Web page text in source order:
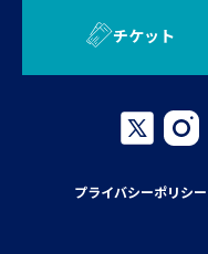
チケット
プライバシーポリシー